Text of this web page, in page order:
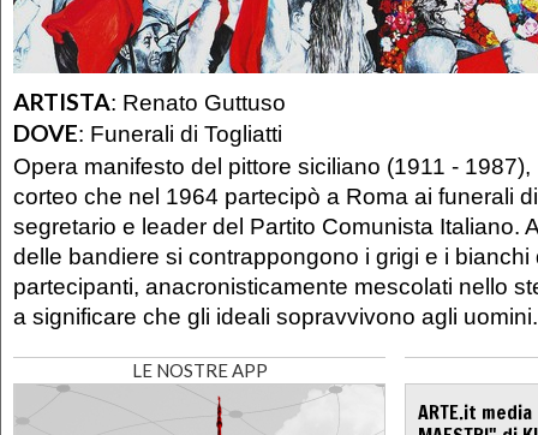
ARTISTA: Renato Guttuso
DOVE: Funerali di Togliatti
Opera manifesto del pittore siciliano (1911 - 1987),
corteo che nel 1964 partecipò a Roma ai funerali
segretario e leader del Partito Comunista Italiano.
delle bandiere si contrappongono i grigi e i bianchi
partecipanti, anacronisticamente mescolati nello
a significare che gli ideali sopravvivono agli uomini.
LE NOSTRE APP
ARTE.it